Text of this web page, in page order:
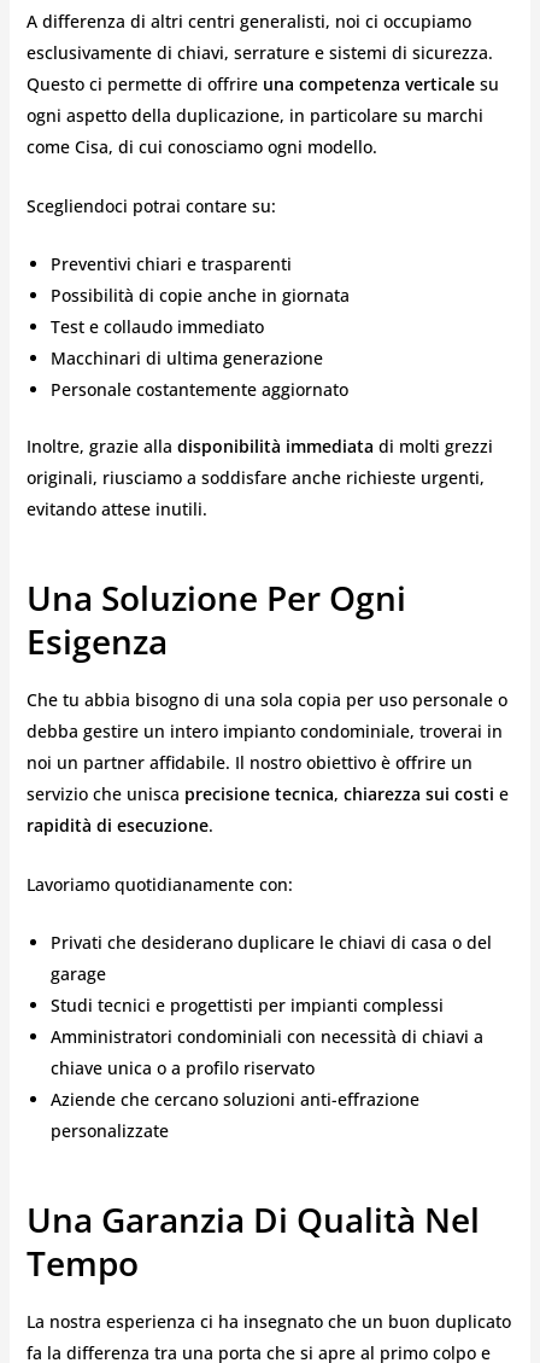
A differenza di altri centri generalisti, noi ci occupiamo
esclusivamente di chiavi, serrature e sistemi di sicurezza.
Questo ci permette di offrire una competenza verticalesu
ogni aspetto della duplicazione, in particolare su marchi
come Cisa, di cui conosciamo ogni modello.
Scegliendoci potrai contare su:
Preventivi chiari e trasparenti
Possibilità di copie anche in giornata
Test e collaudo immediato
Macchinari di ultima generazione
Personale costantemente aggiornato
Inoltre, grazie alla disponibilità immediata di molti grezzi
originali, riusciamo a soddisfare anche richieste urgenti,
evitando attese inutili.
Una Soluzione Per Ogni
Esigenza
Che tu abbia bisogno di una sola copia per uso personale o
debba gestire un intero impianto condominiale, troverai in
noi un partner affidabile. Il nostro obiettivo è offrire un
servizio che unisca precisione tecnica, chiarezza sui costi e
rapidità di esecuzione.
Lavoriamo quotidianamente con:
Privati che desiderano duplicare le chiavi di casa o del
garage
Studi tecnici e progettisti per impianti complessi
Amministratori condominiali con necessità di chiavi a
chiave unica o a profilo riservato
Aziende che cercano soluzioni anti-effrazione
personalizzate
Una Garanzia Di Qualità Nel
Tempo
La nostra esperienza ci ha insegnato che un buon duplicato
fa la differenza tra una porta che si apre al primo colpo e